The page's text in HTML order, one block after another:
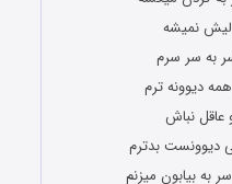
نمیشه
به سر سرم
دیوونه ترم
عاقل نباش
دیوونست بدترم
به بیابون میزنم